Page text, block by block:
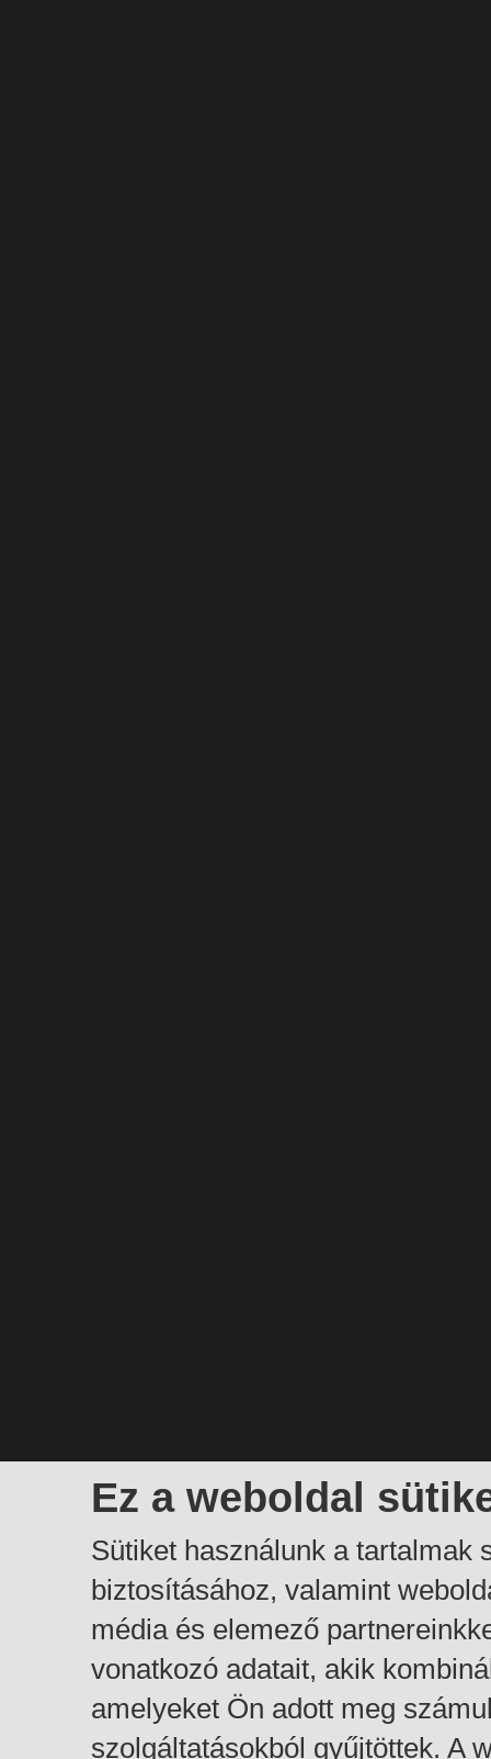
Ez a weboldal
Sütiket használunk a tartalmak
biztosításához, valamint
média és elemező
vonatkozó adatait, akik
amelyeket Ön adott meg
szolgáltatásokból gyűjtöttek. A